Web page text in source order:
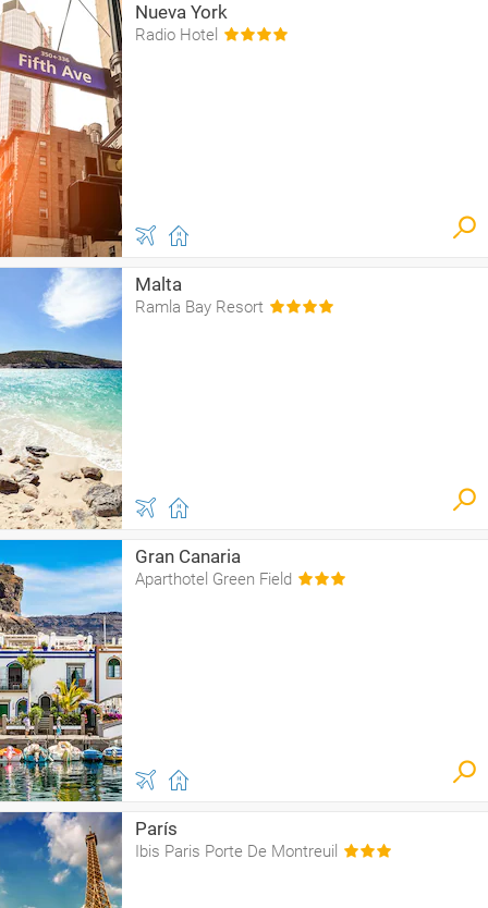
Nueva York
Radio Hotel
Malta
Ramla Bay Resort
Gran Canaria
Aparthotel Green Field
París
Ibis Paris Porte De Montreuil